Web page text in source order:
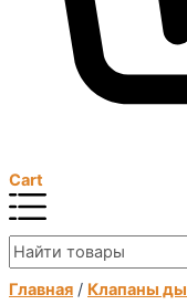
Cart
Главная / Клапаны